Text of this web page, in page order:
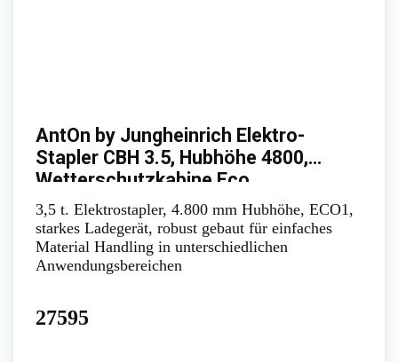
AntOn by Jungheinrich Elektro-
Stapler CBH 3.5, Hubhöhe 4800,
Wetterschutzkabine Eco
3,5 t. Elektrostapler, 4.800 mm Hubhöhe, ECO1,
starkes Ladegerät, robust gebaut für einfaches
Material Handling in unterschiedlichen
Anwendungsbereichen
27595